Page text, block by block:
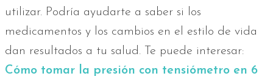
utilizar. Podría ayudarte a saber si los
medicamentos y los cambios en el estilo de vida
dan resultados a tu salud. Te puede interesar:
Cómo tomar la presión con tensiómetro en 6